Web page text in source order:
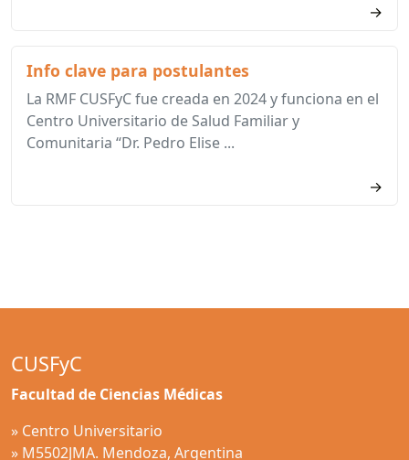
→
Info clave para postulantes
La RMF CUSFyC fue creada en 2024 y funciona en el
Centro Universitario de Salud Familiar y
Comunitaria “Dr. Pedro Elise ...
→
CUSFyC
Facultad de Ciencias Médicas
» Centro Universitario
» M5502JMA. Mendoza, Argentina